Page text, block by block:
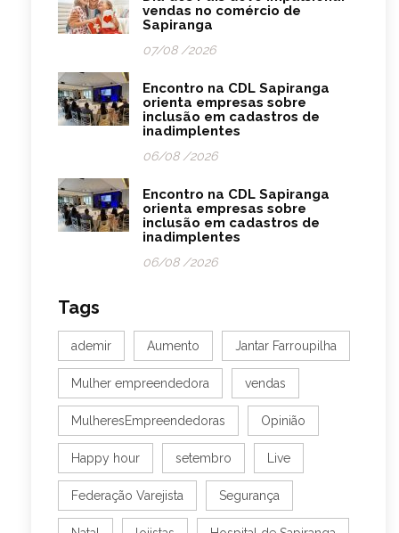
vendas no comércio de
Sapiranga
07/08 /2026
Encontro na CDL Sapiranga
orienta empresas sobre
inclusão em cadastros de
inadimplentes
06/08 /2026
Encontro na CDL Sapiranga
orienta empresas sobre
inclusão em cadastros de
inadimplentes
06/08 /2026
Tags
ademir Aumento Jantar Farroupilha
Mulher empreendedora vendas
MulheresEmpreendedoras Opinião
Happy hour setembro Live
Federação Varejista Segurança